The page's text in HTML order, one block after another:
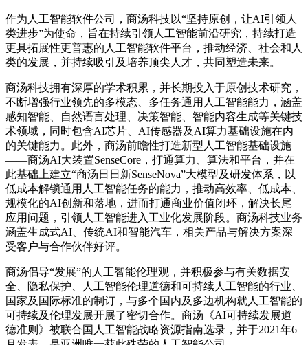
作为人工智能软件公司，商汤科技以“坚持原创，让AI引领人
类进步”为使命，旨在持续引领人工智能前沿研究，持续打造
更具拓展性更普惠的人工智能软件平台，推动经济、社会和人
类的发展，并持续吸引及培养顶尖人才，共同塑造未来。
商汤科技拥有深厚的学术积累，并长期投入于原创技术研究，
不断增强行业领先的多模态、多任务通用人工智能能力，涵盖
感知智能、自然语言处理、决策智能、智能内容生成等关键技
术领域，同时包含AI芯片、AI传感器及AI算力基础设施在内
的关键能力。此外，商汤前瞻性打造新型人工智能基础设施
——商汤AI大装置SenseCore，打通算力、算法和平台，并在
此基础上建立“商汤日日新SenseNova”大模型及研发体系，以
低成本解锁通用人工智能任务的能力，推动高效率、低成本、
规模化的AI创新和落地，进而打通商业价值闭环，解决长尾
应用问题，引领人工智能进入工业化发展阶段。商汤科技业务
涵盖生成式AI、传统AI和智能汽车，相关产品与解决方案深
受客户与合作伙伴好评。
商汤倡导“发展”的人工智能伦理观，并积极参与有关数据安
全、隐私保护、人工智能伦理道德和可持续人工智能的行业、
国家及国际标准的制订，与多个国内及多边机构就人工智能的
可持续及伦理发展开展了密切合作。商汤《AI可持续发展道
德准则》被联合国人工智能战略资源指南选录，并于2021年6